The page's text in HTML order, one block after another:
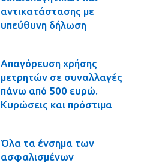
αντικατάστασης με
υπεύθυνη δήλωση
Απαγόρευση χρήσης
μετρητών σε συναλλαγές
πάνω από 500 ευρώ.
Κυρώσεις και πρόστιμα
Όλα τα ένσημα των
ασφαλισμένων